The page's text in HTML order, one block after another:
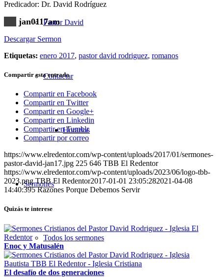
Pastor David
Contactar
Horarios
Sermones
Todos los sermones
Predicador: Dr. David Rodríguez
jan0117am
Descargar Sermon
Etiquetas: enero 2017, pastor david rodriguez, romanos
Compartir esta entrada
Compartir en Facebook
Compartir en Twitter
Compartir en Google+
Compartir en Linkedin
Compartir en Tumblr
Compartir por correo
https://www.elredentor.com/wp-content/uploads/2017/01/sermones-
pastor-david-jan17.jpg 225 646 TBB El Redentor
https://www.elredentor.com/wp-content/uploads/2023/06/logo-tbb-
2023.png TBB El Redentor2017-01-01 23:05:282021-04-08
14:40:395 Razones Porque Debemos Servir
Quizás te interese
Enoc y Matusalén
El desafío de dos generaciones